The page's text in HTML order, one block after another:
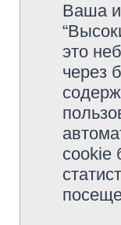
Ваша
это
через
cookie